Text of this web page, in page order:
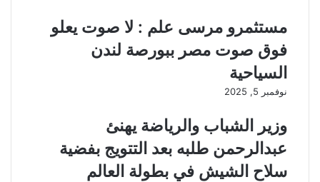
مستثمرو مرسى علم : لا صوت يعلو
فوق صوت مصر ببورصة لندن
السياحية
نوفمبر 5, 2025
وزير الشباب والرياضة يهنئ
عبدالرحمن طلبه بعد التتويج بفضية
سلاح الشيش في بطولة العالم